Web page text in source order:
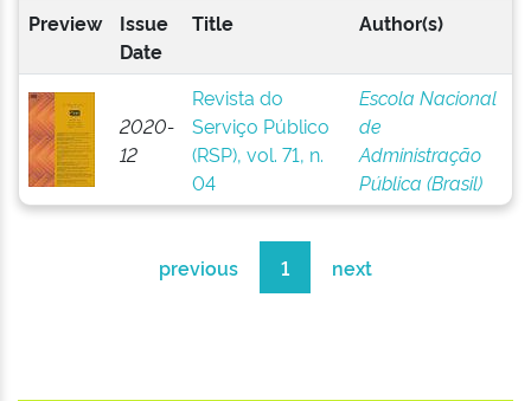
Preview
Issue
Date
Title Author(s)
2020-
12
Revista do
Serviço Público
(RSP), vol. 71, n.
04
Escola Nacional
de
Administração
Pública (Brasil)
previous 1 next